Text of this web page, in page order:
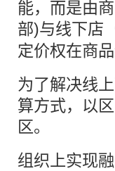
能，而是由
部)与线下店
定价权在商
为了解决线
算方式，以
区。
组织上实现